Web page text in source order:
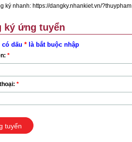
ký nhanh: https://dangky.nhankiet.vn/?thuypham
ký ứng tuyển
dấu * là bắt buộc nhập
*
*
tuyển